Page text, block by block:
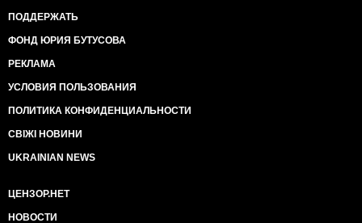
ПОДДЕРЖАТЬ
ФОНД ЮРИЯ БУТУСОВА
РЕКЛАМА
УСЛОВИЯ ПОЛЬЗОВАНИЯ
ПОЛИТИКА КОНФИДЕНЦИАЛЬНОСТИ
СВІЖІ НОВИНИ
UKRAINIAN NEWS
ЦЕНЗОР.НЕТ
НОВОСТИ